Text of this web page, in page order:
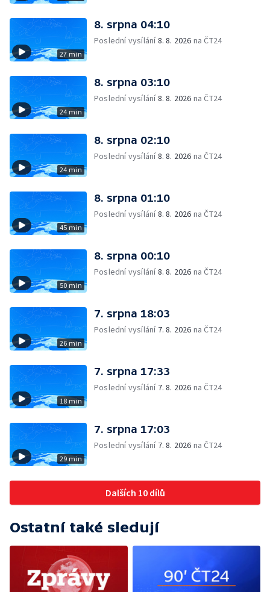
27 min
8. srpna 04:10
Poslední vysílání8. 8. 2026 na ČT24
24 min
8. srpna 03:10
Poslední vysílání8. 8. 2026 na ČT24
24 min
8. srpna 02:10
Poslední vysílání8. 8. 2026 na ČT24
45 min
8. srpna 01:10
Poslední vysílání8. 8. 2026 na ČT24
50 min
8. srpna 00:10
Poslední vysílání8. 8. 2026 na ČT24
26 min
7. srpna 18:03
Poslední vysílání 7. 8. 2026 na ČT24
18 min
7. srpna 17:33
Poslední vysílání 7. 8. 2026 na ČT24
29 min
7. srpna 17:03
Poslední vysílání 7. 8. 2026 na ČT24
Dalších 10 dílů
Ostatní také sledují